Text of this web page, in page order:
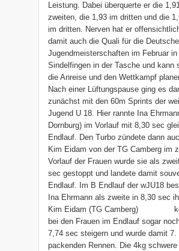
Leistung. Dabei überquerte er die
zweiten, die 1,93 im dritten und die
im dritten. Nerven hat er
damit auch die Quali für die
Jugendmeisterschaften im Februar in
Sindelfingen in der Tasche und kann
die Anreise und den Wettkampf
Nach einer Lüftungspause ging es
zunächst mit den 60m Sprints der
Jugend U 18. Hier rannte Ina
Dornburg) im Vorlauf mit 8,30 sec
Endlauf. Den Turbo zündete dann
Kim Eidam von der TG Camberg im
Vorlauf der Frauen wurde sie als
sec gestoppt und landete damit
Endlauf. Im B Endlauf der wJU18
Ina Ehrmann als zweite in 8,30 sec
Kim Eidam (TG Camberg)
bei den Frauen im Endlauf sogar
7,74 sec steigern und wurde damit 7.
packenden Rennen. Die 4kg schwere